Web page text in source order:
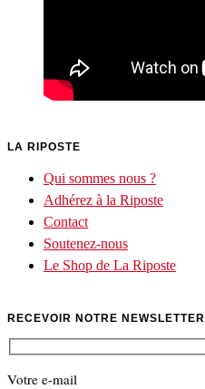
LA RIPOSTE
Qui sommes nous ?
Adhérez à la Riposte
Contact
Soutenez-nous
Le Shop de La Riposte
RECEVOIR NOTRE NEWSLETTER
Votre e-mail